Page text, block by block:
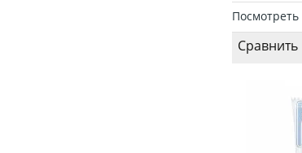
Посмотреть
Сравнить